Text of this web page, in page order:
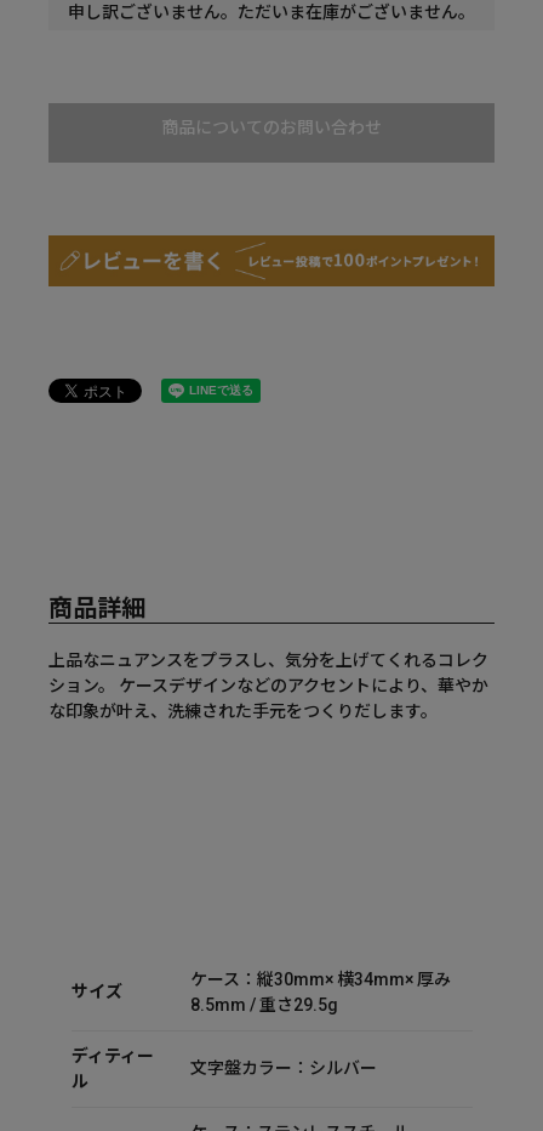
申し訳ございません。ただいま在庫がございません。
商品についてのお問い合わせ
商品詳細
上品なニュアンスをプラスし、気分を上げてくれるコレク
ション。 ケースデザインなどのアクセントにより、華やか
な印象が叶え、洗練された手元をつくりだします。
サイズ
ケース：縦30mm× 横34mm× 厚み
8.5mm / 重さ29.5g
ディティー
ル
文字盤カラー：シルバー